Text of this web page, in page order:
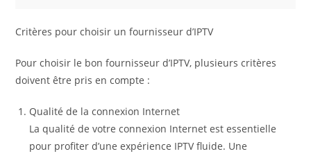
Critères pour choisir un fournisseur d’IPTV
Pour choisir le bon fournisseur d’IPTV, plusieurs critères
doivent être pris en compte :
Qualité de la connexion Internet
La qualité de votre connexion Internet est essentielle
pour profiter d’une expérience IPTV fluide. Une